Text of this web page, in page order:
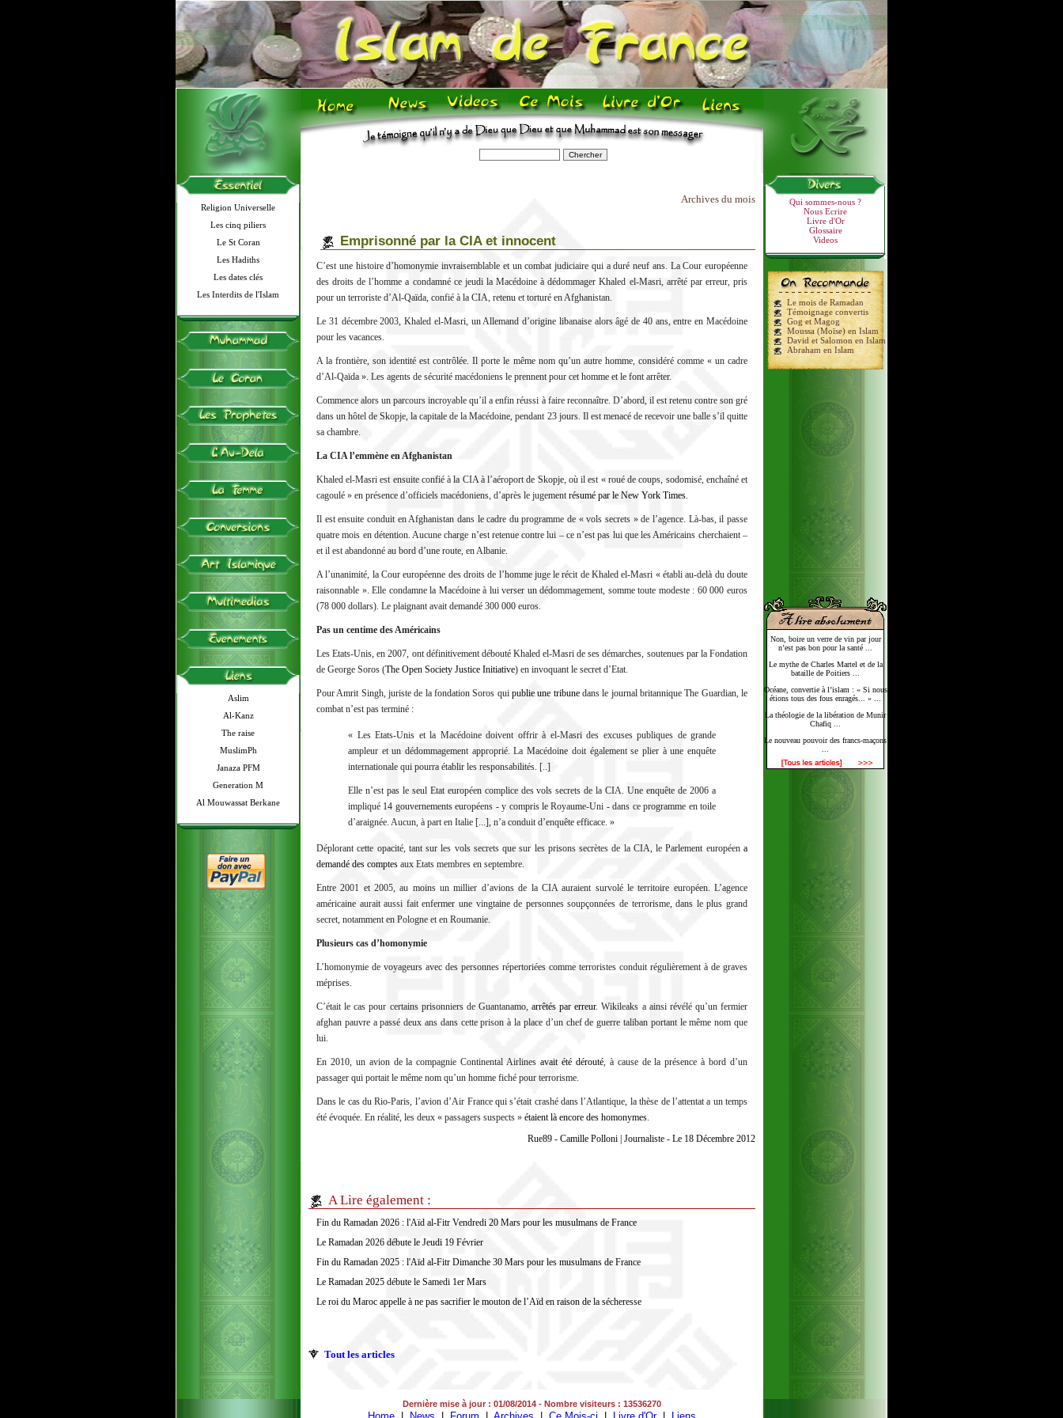
Religion Universelle
Les cinq piliers
Le St Coran
Les Hadiths
Les dates clés
Les Interdits de l'Islam
Aslim
Al-Kanz
The raise
MuslimPh
Janaza PFM
Generation M
Al Mouwassat Berkane
Qui sommes-nous ?
Nous Ecrire
Livre d'Or
Glossaire
Videos
Le mois de Ramadan
Témoignage convertis
Gog et Magog
Moussa (Moïse) en Islam
David et Salomon en Islam
Abraham en Islam
Non, boire un verre de vin par jour
n’est pas bon pour la santé ...
Le mythe de Charles Martel et de la
bataille de Poitiers ...
Océane, convertie à l’islam : « Si nous
étions tous des fous enragés... » ...
La théologie de la libération de Munir
Chafiq ...
Le nouveau pouvoir des francs-maçons
Archives du mois
Emprisonné par la CIA et innocent
C’est une histoire d’homonymie invraisemblable et un combat judiciaire qui a duré neuf ans. La Cour européenne
des droits de l’homme a condamné ce jeudi la Macédoine à dédommager Khaled el-Masri, arrêté par erreur, pris
pour un terroriste d’Al-Qaïda, confié à la CIA, retenu et torturé en Afghanistan.
Le 31 décembre 2003, Khaled el-Masri, un Allemand d’origine libanaise alors âgé de 40 ans, entre en Macédoine
pour les vacances.
A la frontière, son identité est contrôlée. Il porte le même nom qu’un autre homme, considéré comme « un cadre
d’Al-Qaïda ». Les agents de sécurité macédoniens le prennent pour cet homme et le font arrêter.
Commence alors un parcours incroyable qu’il a enfin réussi à faire reconnaître. D’abord, il est retenu contre son gré
dans un hôtel de Skopje, la capitale de la Macédoine, pendant 23 jours. Il est menacé de recevoir une balle s’il quitte
sa chambre.
La CIA l’emmène en Afghanistan
Khaled el-Masri est ensuite confié à la CIA à l’aéroport de Skopje, où il est « roué de coups, sodomisé, enchaîné et
cagoulé » en présence d’officiels macédoniens, d’après le jugementrésumé par le New York Times.
Il est ensuite conduit en Afghanistan dans le cadre du programme de « vols secrets » de l’agence. Là-bas, il passe
quatre mois en détention. Aucune charge n’est retenue contre lui – ce n’est pas lui que les Américains cherchaient –
et il est abandonné au bord d’une route, en Albanie.
A l’unanimité, la Cour européenne des droits de l’homme juge le récit de Khaled el-Masri « établi au-delà du doute
raisonnable ». Elle condamne la Macédoine à lui verser un dédommagement, somme toute modeste : 60 000 euros
(78 000 dollars). Le plaignant avait demandé 300 000 euros.
Pas un centime des Américains
Les Etats-Unis, en 2007, ont définitivement débouté Khaled el-Masri de ses démarches, soutenues par la Fondation
de George Soros (The Open Society Justice Initiative) en invoquant le secret d’Etat.
Pour Amrit Singh, juriste de la fondation Soros qui publie une tribunedans le journal britannique The Guardian, le
combat n’est pas terminé :
« Les Etats-Unis et la Macédoine doivent offrir à el-Masri des excuses publiques de grande
ampleur et un dédommagement approprié. La Macédoine doit également se plier à une enquête
internationale qui pourra établir les responsabilités. [..]
Elle n’est pas le seul Etat européen complice des vols secrets de la CIA. Une enquête de 2006 a
impliqué 14 gouvernements européens - y compris le Royaume-Uni - dans ce programme en toile
d’araignée. Aucun, à part en Italie [...], n’a conduit d’enquête efficace. »
Déplorant cette opacité, tant sur les vols secrets que sur les prisons secrètes de la CIA, le Parlement européen a
demandé des comptes aux Etats membres en septembre.
Entre 2001 et 2005, au moins un millier d’avions de la CIA auraient survolé le territoire européen. L’agence
américaine aurait aussi fait enfermer une vingtaine de personnes soupçonnées de terrorisme, dans le plus grand
secret, notamment en Pologne et en Roumanie.
Plusieurs cas d’homonymie
L’homonymie de voyageurs avec des personnes répertoriées comme terroristes conduit régulièrement à de graves
méprises.
C’était le cas pour certains prisonniers de Guantanamo, arrêtés par erreur. Wikileaks a ainsi révélé qu’un fermier
afghan pauvre a passé deux ans dans cette prison à la place d’un chef de guerre taliban portant le même nom que
lui.
En 2010, un avion de la compagnie Continental Airlinesavait été dérouté, à cause de la présence à bord d’un
passager qui portait le même nom qu’un homme fiché pour terrorisme.
Dans le cas du Rio-Paris, l’avion d’Air France qui s’était crashé dans l’Atlantique, la thèse de l’attentat a un temps
été évoquée. En réalité, les deux « passagers suspects » étaient là encore des homonymes.
Rue89 - Camille Polloni | Journaliste - Le 18 Décembre 2012
A Lire également :
Fin du Ramadan 2026 : l'Aïd al-Fitr Vendredi 20 Mars pour les musulmans de France
Le Ramadan 2026 débute le Jeudi 19 Février
Fin du Ramadan 2025 : l'Aïd al-Fitr Dimanche 30 Mars pour les musulmans de France
Le Ramadan 2025 débute le Samedi 1er Mars
Le roi du Maroc appelle à ne pas sacrifier le mouton de l’Aïd en raison de la sécheresse
Tout les articles
Dernière mise à jour : 01/08/2014 - Nombre visiteurs : 13536270